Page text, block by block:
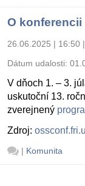
O konferencii
26.06.2025 | 16:50 |
Dátum udalosti:
V dňoch 1. – 3.
uskutoční 13.
zverejnený
Zdroj:
| Komunita